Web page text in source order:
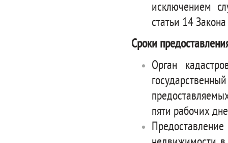
исключением
статьи 14
Сроки
Орган
пяти рабочих